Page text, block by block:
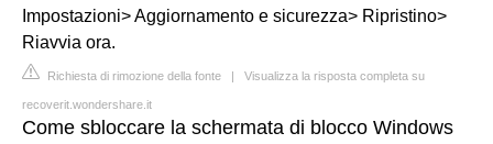
Impostazioni> Aggiornamento e sicurezza> Ripristino>
Riavvia ora.
Richiesta di rimozione della fonte | Visualizza la risposta completa su
recoverit.wondershare.it
Come sbloccare la schermata di blocco Windows